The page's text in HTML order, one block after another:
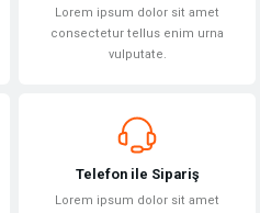
Lorem ipsum dolor sit amet
consectetur tellus enim urna
vulputate.
Telefon ile Sipariş
Lorem ipsum dolor sit amet